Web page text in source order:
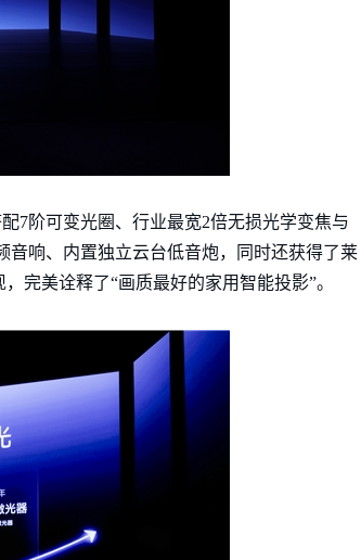
7阶可变光圈、行业最宽2倍无损光学变焦与
音响、内置独立云台低音炮，同时还获得了莱
完美诠释了“画质最好的家用智能投影”。